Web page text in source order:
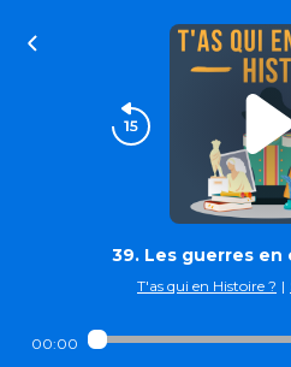
39. Les guerres en
T'as qui en Histoire ? |
00:00